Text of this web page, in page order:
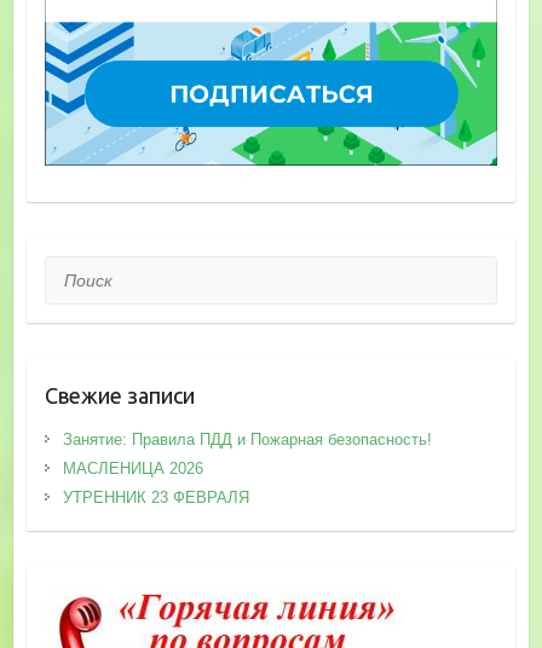
Поиск
Свежие записи
Занятие: Правила ПДД и Пожарная безопасность!
МАСЛЕНИЦА 2026
УТРЕННИК 23 ФЕВРАЛЯ